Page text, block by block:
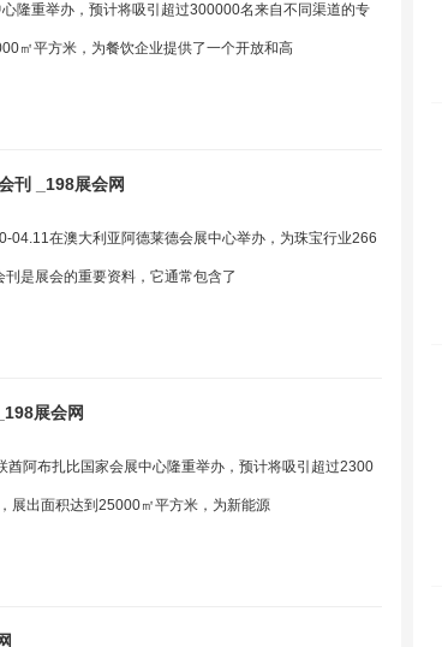
隆重举办，预计将吸引超过300000名来自不同渠道的专
㎡平方米，为餐饮企业提供了一个开放和高
刊 _198展会网
在澳大利亚阿德莱德会展中心举办，为珠宝行业266
是展会的重要资料，它通常包含了
展会网
阿布扎比国家会展中心隆重举办，预计将吸引超过2300
展出面积达到25000㎡平方米，为新能源